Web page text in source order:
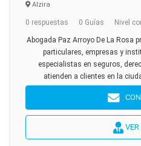
Alzira
0 respuestas 0 Guías Nivel
Abogada Paz Arroyo De La Rosa
particulares, empresas y
especialistas en seguros,
atienden a clientes en la
VER